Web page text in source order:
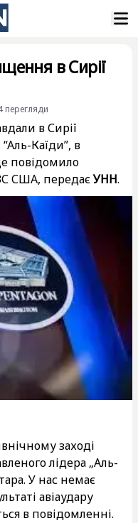
в Сирії
перегляди
в Сирії
Каїди”, в
повідомило
США, передаєУНН.
заході
лідера „Аль-
У нас немає
авіаудару
в повідомленні.